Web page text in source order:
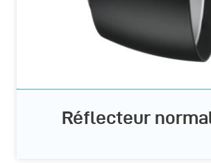
Réflecteur